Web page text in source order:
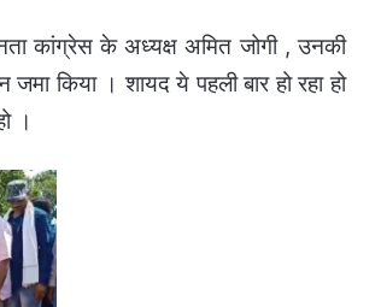
कांग्रेस के अध्यक्ष अमित जोगी , उनकी
किया । शायद ये पहली बार हो रहा हो
।